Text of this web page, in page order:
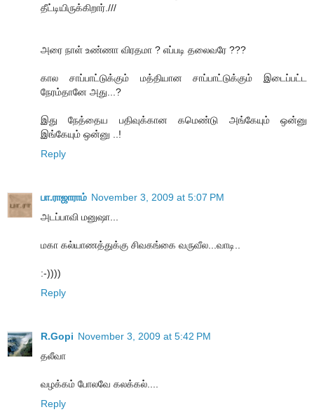
தீட்டியிருக்கிறார்.///
அரை நாள் உண்ணா விரதமா ? எப்படி தலைவரே ???
கால சாப்பாட்டுக்கும் மத்தியான சாப்பாட்டுக்கும் இடைப்பட்ட
நேரம்தானே அது...?
இது நேத்தைய பதிவுக்கான கமெண்டு அங்கேயும் ஒன்னு
இங்கேயும் ஒன்னு ..!
Reply
பா.ராஜாராம் November 3, 2009 at 5:07 PM
அடப்பாவி மனுஷா...
மகா கல்யாணத்துக்கு சிவகங்கை வருவீல...வாடி..
:-))))
Reply
R.Gopi November 3, 2009 at 5:42 PM
தலீவா
வழக்கம் போலவே கலக்கல்....
Reply